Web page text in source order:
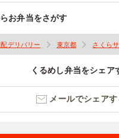
お弁当をさがす
デリバリー 東京都 さくら
くるめし弁当をシェア
メールでシェアす